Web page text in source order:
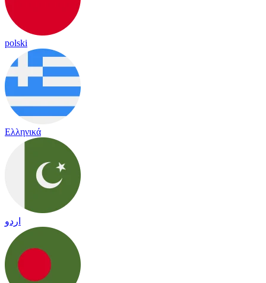
polski
Ελληνικά
اردو